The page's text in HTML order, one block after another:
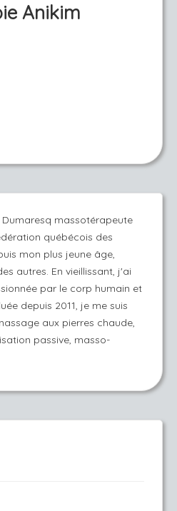
Anikim
massotérapeute
québécois des
mon plus jeune âge,
autres. En vieillissant, j'ai
par le corp humain et
depuis 2011, je me suis
aux pierres chaude,
passive, masso-